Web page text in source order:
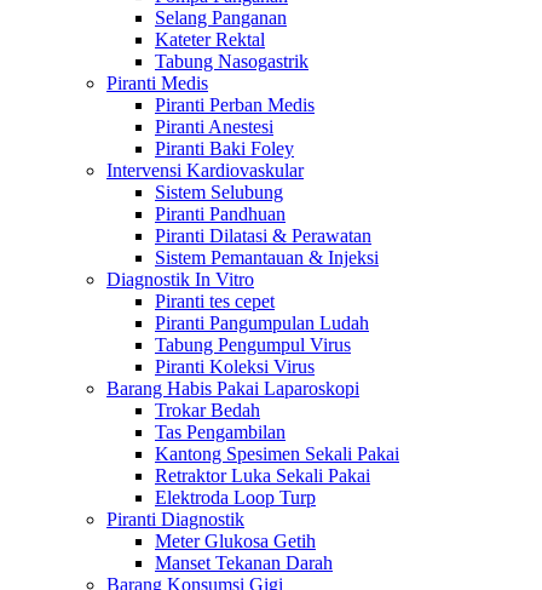
Selang Panganan
Kateter Rektal
Tabung Nasogastrik
Piranti Medis
Piranti Perban Medis
Piranti Anestesi
Piranti Baki Foley
Intervensi Kardiovaskular
Sistem Selubung
Piranti Pandhuan
Piranti Dilatasi & Perawatan
Sistem Pemantauan & Injeksi
Diagnostik In Vitro
Piranti tes cepet
Piranti Pangumpulan Ludah
Tabung Pengumpul Virus
Piranti Koleksi Virus
Barang Habis Pakai Laparoskopi
Trokar Bedah
Tas Pengambilan
Kantong Spesimen Sekali Pakai
Retraktor Luka Sekali Pakai
Elektroda Loop Turp
Piranti Diagnostik
Meter Glukosa Getih
Manset Tekanan Darah
Barang Konsumsi Gigi